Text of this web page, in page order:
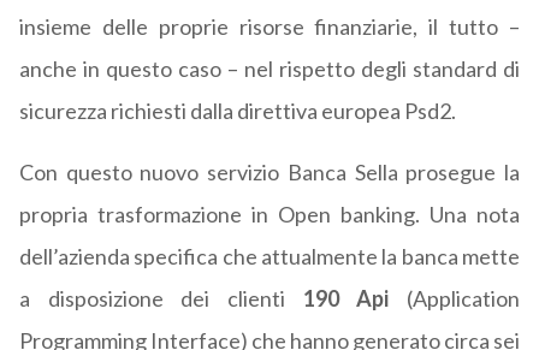
insieme delle proprie risorse finanziarie, il tutto –
anche in questo caso – nel rispetto degli standard di
sicurezza richiesti dalla direttiva europea Psd2.
Con questo nuovo servizio Banca Sella prosegue la
propria trasformazione in Open banking. Una nota
dell’azienda specifica che attualmente la banca mette
a disposizione dei clienti 190 Api (Application
Programming Interface) che hanno generato circa sei